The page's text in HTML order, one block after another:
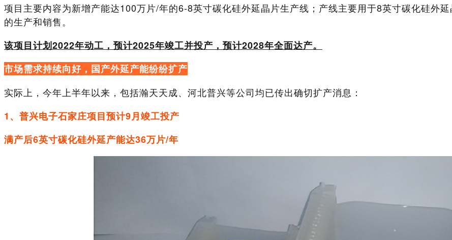
项目主要内容为新增产能达100万片/年的6-8英寸碳化硅外延晶片生产线；产线主要用于8英寸碳化硅外
的生产和销售。
该项目计划2022年动工，预计2025年竣工并投产，预计2028年全面达产。
市场需求持续向好，国产外延产能纷纷扩产
实际上，今年上半年以来，包括瀚天天成、河北普兴等公司均已传出确切扩产消息：
1、普兴电子石家庄项目预计9月竣工投产
满产后6英寸碳化硅外延产能达36万片/年